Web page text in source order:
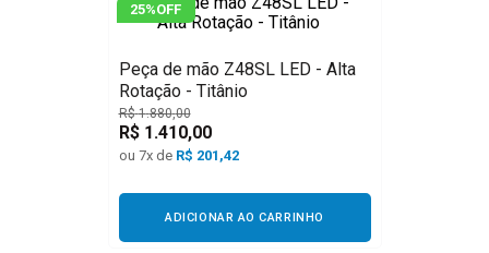
Peça de mão Z48SL LED - Alta
Rotação - Titânio
25%OFF
R$ 1.880,00
R$ 1 .410,00
ou 7x de R$ 201,42
ADICIONAR AO CARRINHO